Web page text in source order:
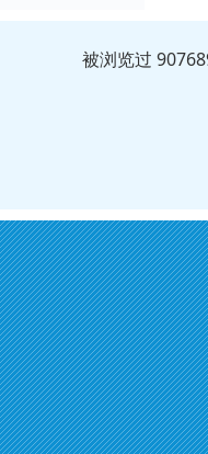
被浏览过